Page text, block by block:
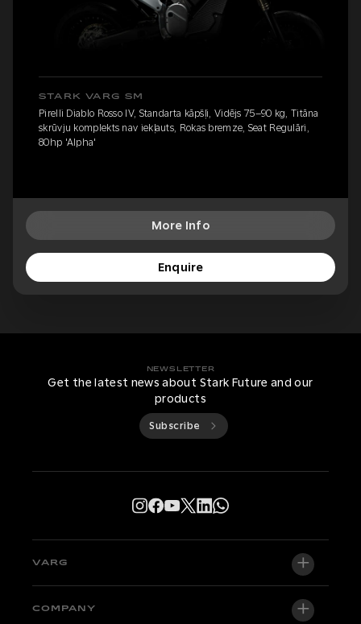
STARK VARG SM
Pirelli Diablo Rosso IV, Standarta kāpšļi, Vidējs 75–90 kg, Titāna
skrūvju komplekts nav iekļauts, Rokas bremze, Seat Regulāri,
80hp 'Alpha'
More Info
Enquire
NEWSLETTER
Get the latest news about Stark Future and our
products
Subscribe
VARG
VARG EX
COMPANY